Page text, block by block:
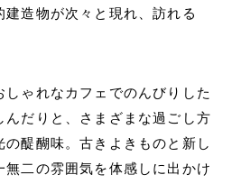
造物が次々と現れ、訪れる
ゃれなカフェでのんびりした
んだりと、さまざまな過ごし方
醍醐味。古きよきものと新し
二の雰囲気を体感しに出かけ